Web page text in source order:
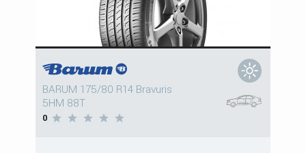
BARUM 175/80 R14 Bravuris
5HM 88T
0